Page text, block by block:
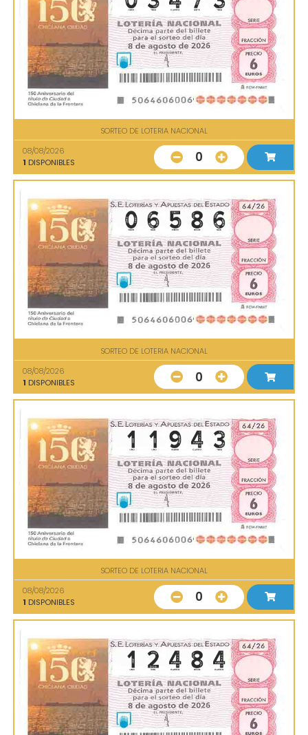
SORTEO DE LOTERIA NACIONAL
08/08/2026
1 DISPONIBLES 0
SORTEO DE LOTERIA NACIONAL
08/08/2026
1 DISPONIBLES 0
SORTEO DE LOTERIA NACIONAL
08/08/2026
1 DISPONIBLES 0